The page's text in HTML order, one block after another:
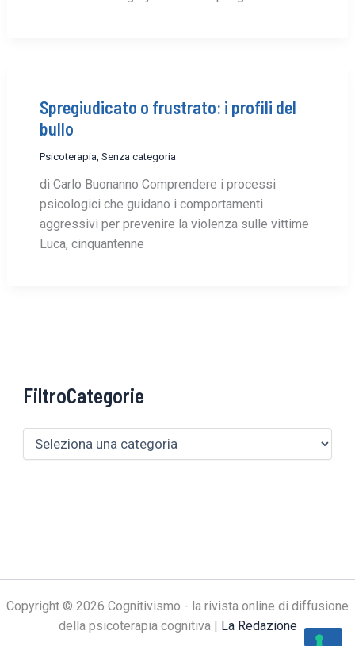
Spregiudicato o frustrato: i profili del
bullo
Psicoterapia, Senza categoria
di Carlo Buonanno Comprendere i processi
psicologici che guidano i comportamenti
aggressivi per prevenire la violenza sulle vittime
Luca, cinquantenne
FiltroCategorie
Copyright © 2026 Cognitivismo - la rivista online di diffusione
della psicoterapia cognitiva | La Redazione